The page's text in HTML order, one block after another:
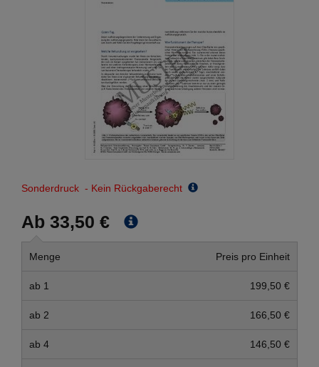
Sonderdruck - Kein Rückgaberecht
Ab 33,50 €
Menge Preis pro Einheit
ab 1 199,50 €
ab 2 166,50 €
ab 4 146,50 €